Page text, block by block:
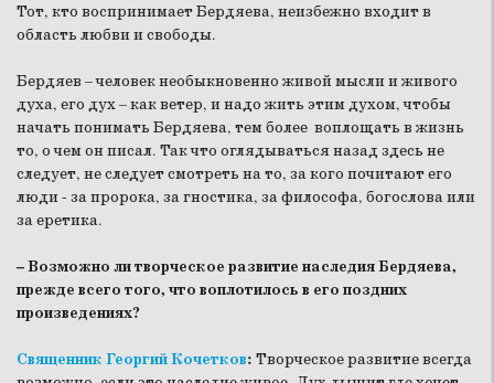
Тот, кто воспринимает Бердяева, неизбежно входит в
область любви и свободы.
Бердяев – человек необыкновенно живой мысли и живого
духа, его дух – как ветер, и надо жить этим духом, чтобы
начать понимать Бердяева, тем более воплощать в жизнь
то, о чем он писал. Так что оглядываться назад здесь не
следует, не следует смотреть на то, за кого почитают его
люди - за пророка, за гностика, за философа, богослова или
за еретика.
– Возможно ли творческое развитие наследия Бердяева,
прежде всего того, что воплотилось в его поздних
произведениях?
Священник Георгий Кочетков: Творческое развитие всегда